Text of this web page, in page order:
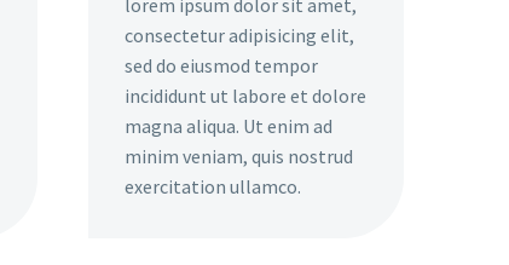
consectetur adipisicing elit,
sed do eiusmod tempor
incididunt ut labore et dolore
magna aliqua. Ut enim ad
minim veniam, quis nostrud
exercitation ullamco.